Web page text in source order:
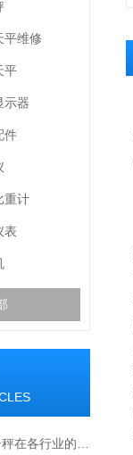
平维修
平
示器
件
重计
表